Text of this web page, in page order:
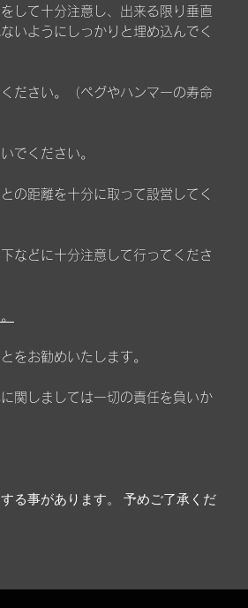
して十分注意し、出来る限り垂直
いようにしっかりと埋め込んでく
ださい。（ペグやハンマーの寿命
でください。
の距離を十分に取って設営してく
などに十分注意して行ってくださ
をお勧めいたします。
関しましては一切の責任を負いか
る事があります。 予めご了承くだ